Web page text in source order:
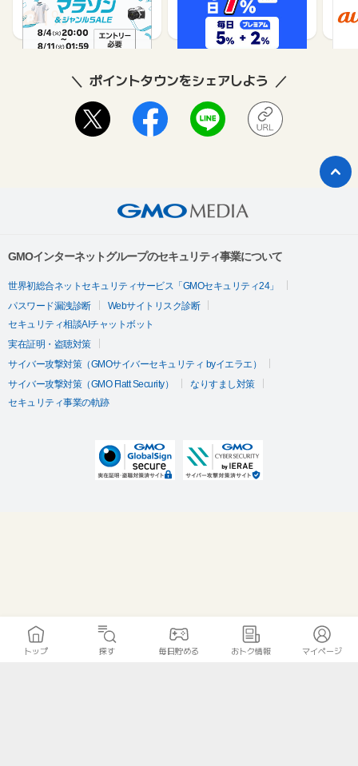
1% 1%
ポイントタウンをシェアしよう
GMOインターネットグループのセキュリティ事業について
世界初総合ネットセキュリティサービス「GMOセキュリティ24」
パスワード漏洩診断
Webサイトリスク診断
セキュリティ相談AIチャットボット
実在証明・盗聴対策
サイバー攻撃対策（GMOサイバーセキュリティ byイエラエ）
サイバー攻撃対策（GMO Flatt Security）
なりすまし対策
セキュリティ事業の軌跡
トップ 探す 毎日貯める おトク情報 マイページ